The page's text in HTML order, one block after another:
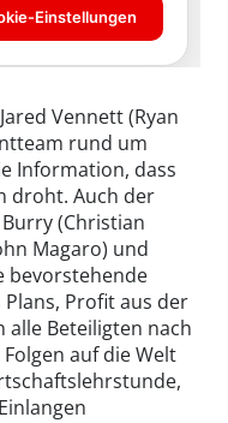
Vennett (Ryan
rund um
Information, dass
droht. Auch der
(Christian
Magaro) und
bevorstehende
Profit aus der
alle Beteiligten nach
auf die Welt